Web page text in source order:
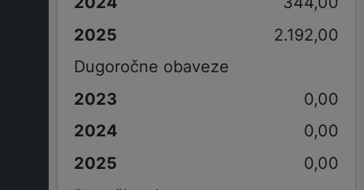
2.192,00
Dugoročne obaveze
0,00
0,00
0,00